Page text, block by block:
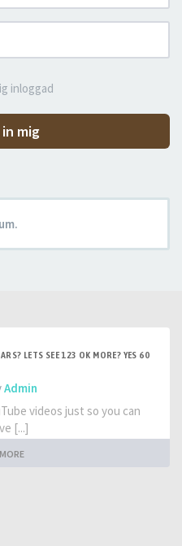
inloggad
mig
LETS SEE 123 OK MORE? YES 60
Admin
videos just so you can
[...]